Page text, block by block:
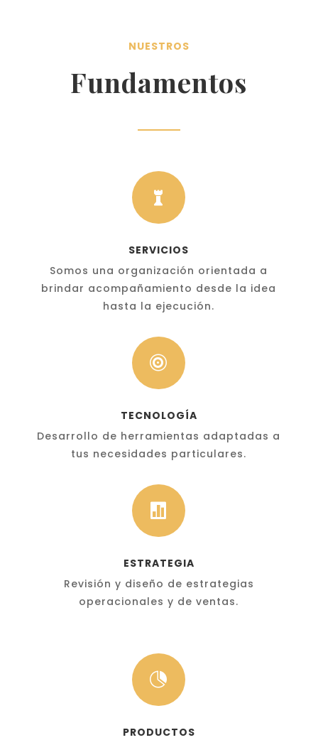
NUESTROS
Fundamentos

SERVICIOS
Somos una organización orientada a
brindar acompañamiento desde la idea
hasta la ejecución.

TECNOLOGÍA
Desarrollo de herramientas adaptadas a
tus necesidades particulares.

ESTRATEGIA
Revisión y diseño de estrategias
operacionales y de ventas.

PRODUCTOS